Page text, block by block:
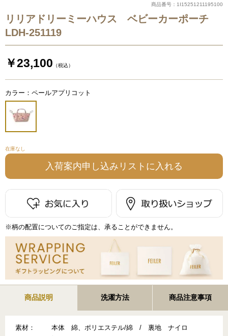
商品番号：1I15251211195100
リリアドリーミーハウス ベビーカーポーチ
LDH-251119
￥23,100 （税込）
カラー：ペールアプリコット
在庫なし
※柄の配置についてのご指定は、承ることができません。
商品説明 洗濯方法 商品注意事項
素材：
本体 綿、ポリエステル/綿 / 裏地 ナイロ